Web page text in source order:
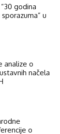
godina
u
analize o
načela
o